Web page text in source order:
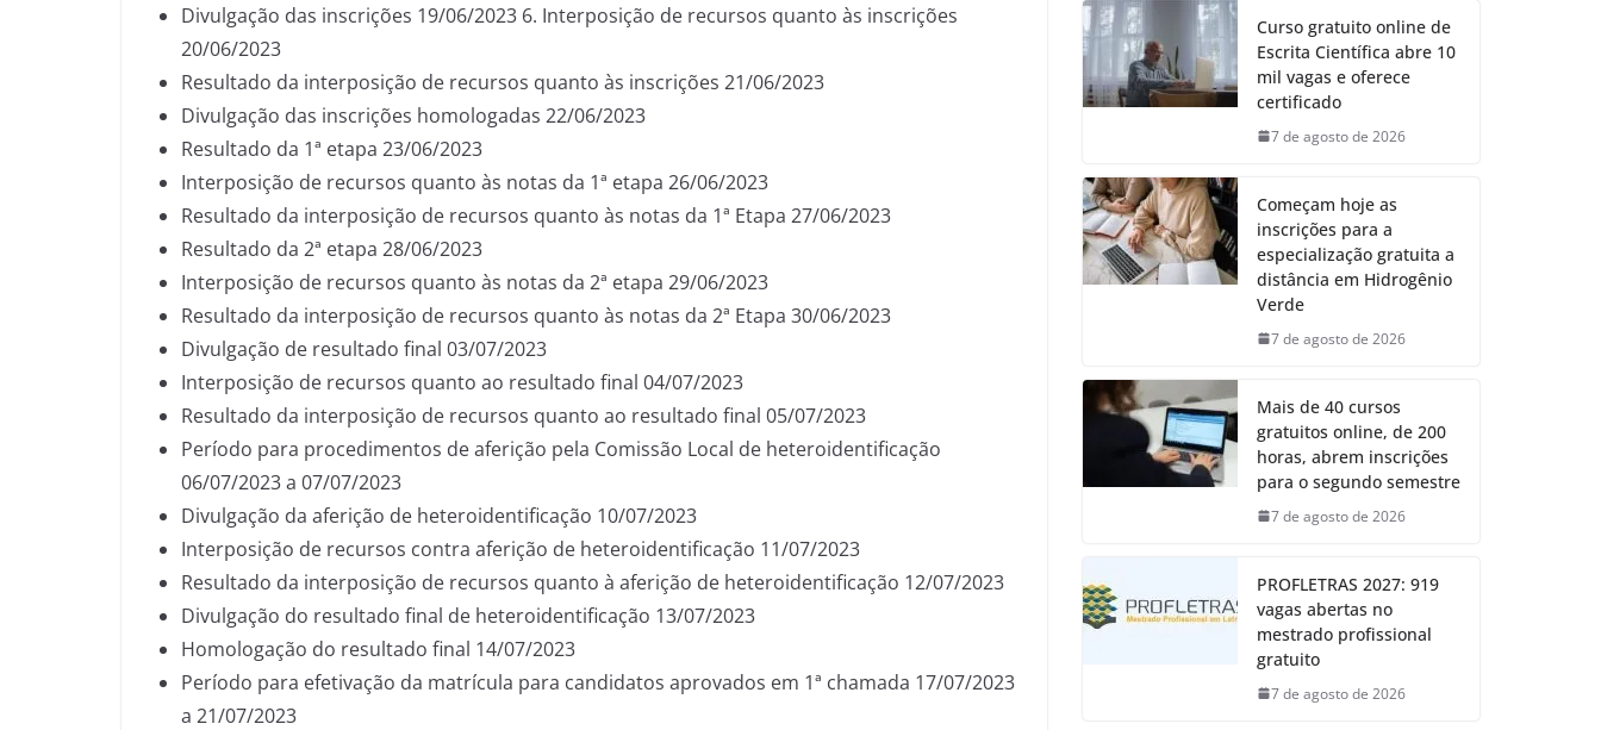
Divulgação das inscrições 19/06/2023 6. Interposição de recursos quanto às inscrições
20/06/2023
Resultado da interposição de recursos quanto às inscrições 21/06/2023
Divulgação das inscrições homologadas 22/06/2023
Resultado da 1ª etapa 23/06/2023
Interposição de recursos quanto às notas da 1ª etapa 26/06/2023
Resultado da interposição de recursos quanto às notas da 1ª Etapa 27/06/2023
Resultado da 2ª etapa 28/06/2023
Interposição de recursos quanto às notas da 2ª etapa 29/06/2023
Resultado da interposição de recursos quanto às notas da 2ª Etapa 30/06/2023
Divulgação de resultado final 03/07/2023
Interposição de recursos quanto ao resultado final 04/07/2023
Resultado da interposição de recursos quanto ao resultado final 05/07/2023
Período para procedimentos de aferição pela Comissão Local de heteroidentificação
06/07/2023 a 07/07/2023
Divulgação da aferição de heteroidentificação 10/07/2023
Interposição de recursos contra aferição de heteroidentificação 11/07/2023
Resultado da interposição de recursos quanto à aferição de heteroidentificação 12/07/2023
Divulgação do resultado final de heteroidentificação 13/07/2023
Homologação do resultado final 14/07/2023
Período para efetivação da matrícula para candidatos aprovados em 1ª chamada 17/07/2023
a 21/07/2023
Curso gratuito online de
Escrita Científica abre 10
mil vagas e oferece
certificado
7 de agosto de 2026
Começam hoje as
inscrições para a
especialização gratuita a
distância em Hidrogênio
Verde
7 de agosto de 2026
Mais de 40 cursos
gratuitos online, de 200
horas, abrem inscrições
para o segundo semestre
7 de agosto de 2026
PROFLETRAS 2027: 919
vagas abertas no
mestrado profissional
gratuito
7 de agosto de 2026